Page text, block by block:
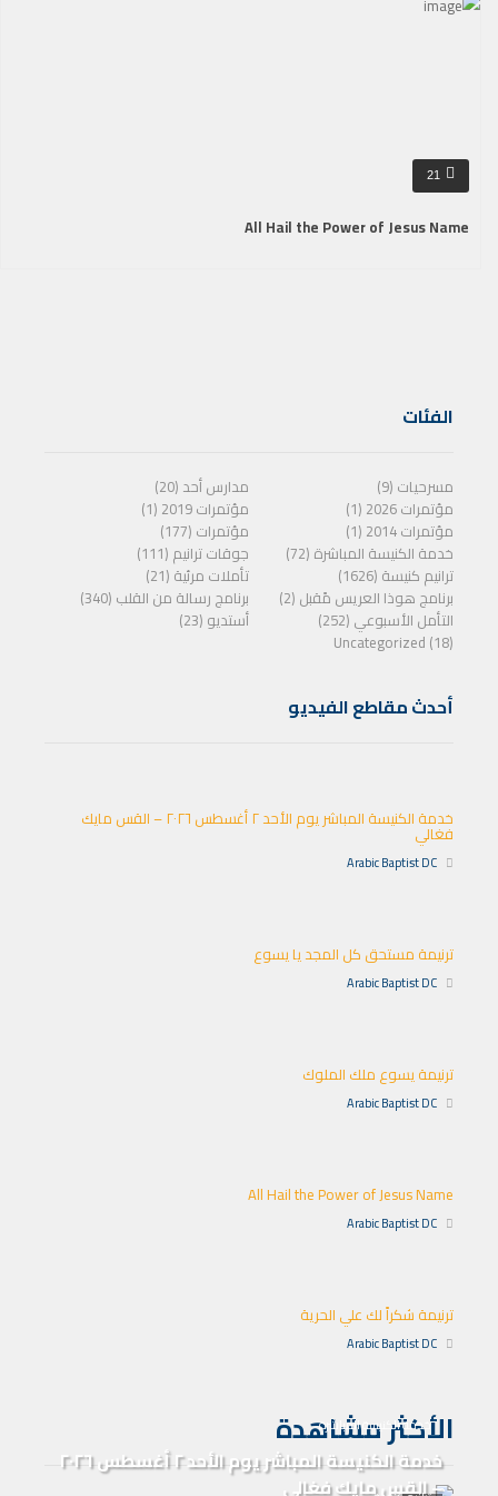
21
All Hail the Power of Jesus Name
الفئات
مسرحيات (9)
مدارس أحد (20)
مؤتمرات 2026 (1)
مؤتمرات 2019 (1)
مؤتمرات 2014 (1)
مؤتمرات (177)
خدمة الكنيسة المباشرة (72)
جوقات ترانيم (111)
ترانيم كنيسة (1626)
تأملات مرئية (21)
برنامج هوذا العريس مًقبل (2)
برنامج رسالة من القلب (340)
التأمل الأسبوعي (252)
أستديو (23)
Uncategorized (18)
أحدث مقاطع الفيديو
خدمة الكنيسة المباشر يوم الأحد ٢ أغسطس ٢٠٢٦ – القس مايك
فغالي
Arabic Baptist DC
ترنيمة مستحق كل المجد يا يسوع
Arabic Baptist DC
ترنيمة يسوع ملك الملوك
Arabic Baptist DC
All Hail the Power of Jesus Name
Arabic Baptist DC
ترنيمة شكراً لك علي الحرية
Arabic Baptist DC
الأكثر مشاهدة
خدمة الكنيسة المباشرة
خدمة الكنيسة المباشر يوم الأحد ٢ أغسطس ٢٠٢٦
– القس مايك فغالي